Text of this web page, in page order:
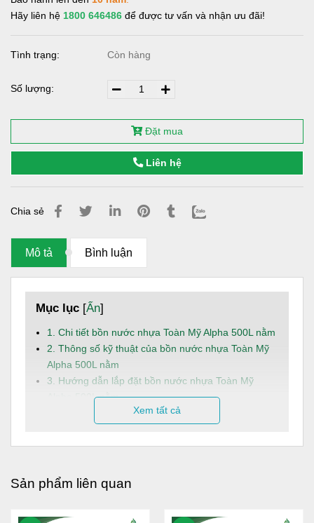
Hãy liên hệ 1800 646486 để được tư vấn và nhận ưu đãi!
Tình trạng: Còn hàng
Số lượng:
Đặt mua
Liên hệ
Chia sẻ
Mô tả Bình luận
Mục lục [Ẩn]
1. Chi tiết bồn nước nhựa Toàn Mỹ Alpha 500L nằm
2. Thông số kỹ thuật của bồn nước nhựa Toàn Mỹ
Alpha 500L nằm
3. Hướng dẫn lắp đặt bồn nước nhựa Toàn Mỹ
Alpha 500L nằm
4. Dịch vụ và hậu mãi
Bồn nhựa Toàn Mỹ500L nằm là giải pháp trữ nước dung
người, nhà trọ, công trình dân dụng hoặc cơ sở sản xuất
Xem tất cả
Sản phẩm liên quan